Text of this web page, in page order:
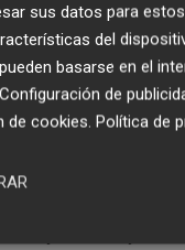
turística estival
Conesa,
en este verano de
la importancia de
mayor calor, y lo
sus datos para
del
basarse en el
Configuración de
de cookies. Política de